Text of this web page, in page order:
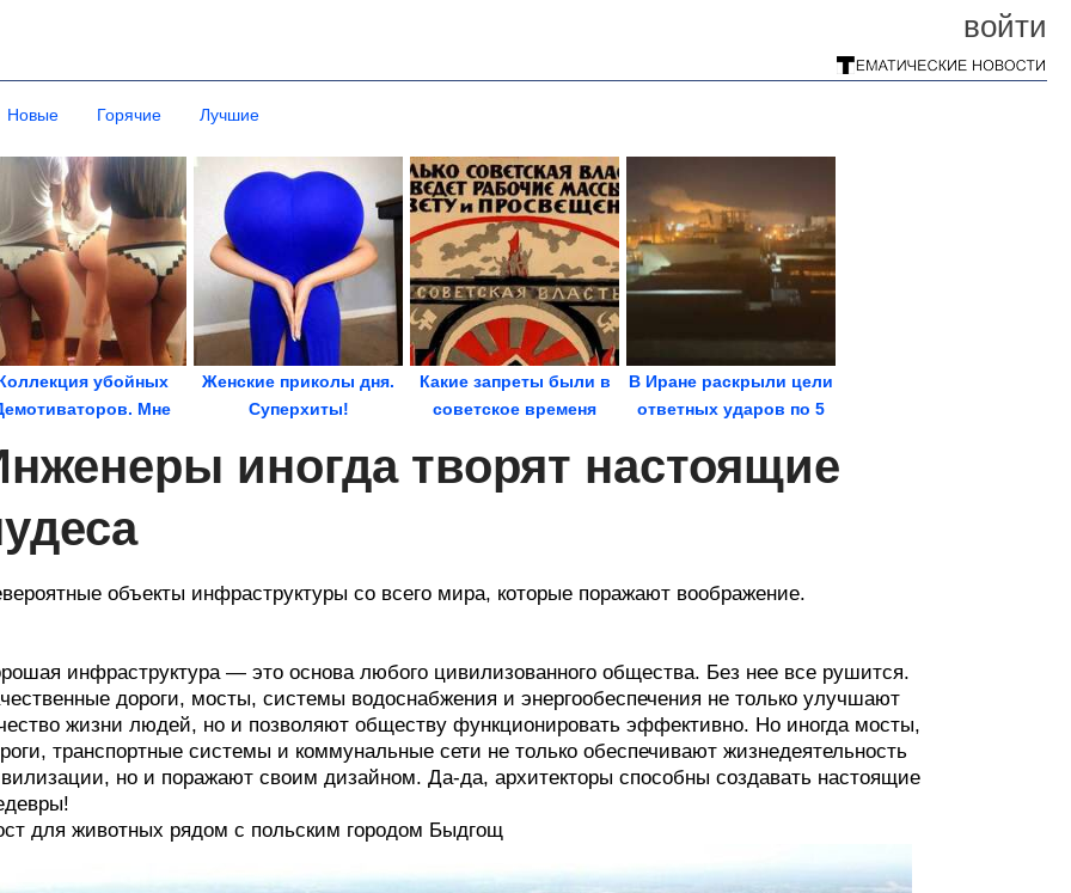
войти
Новые Горячие Лучшие
убойных
Мне
Женские приколы дня.
Суперхиты!
Какие запреты были в
советское временя
В Иране раскрыли цели
ответных ударов по 5
иногда творят настоящие
объекты инфраструктуры со всего мира, которые поражают воображение.
инфраструктура ― это основа любого цивилизованного общества. Без нее все рушится.
дороги, мосты, системы водоснабжения и энергообеспечения не только улучшают
жизни людей, но и позволяют обществу функционировать эффективно. Но иногда мосты,
транспортные системы и коммунальные сети не только обеспечивают жизнедеятельность
но и поражают своим дизайном. Да-да, архитекторы способны создавать настоящие
для животных рядом с польским городом Быдгощ